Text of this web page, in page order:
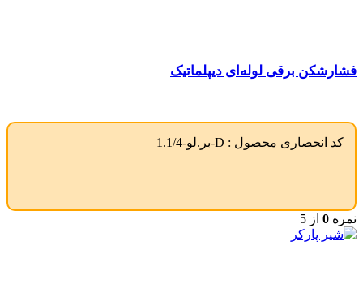
فشارشکن برقی لوله‌ای دیپلماتیک
کد انحصاری محصول : D-بر.لو-1.1/4
نمره 0 از 5